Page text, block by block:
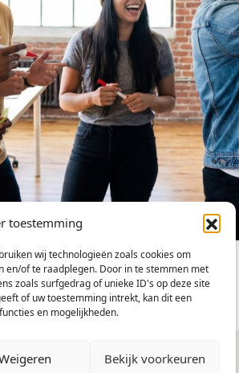
toestemming
wij technologieën zoals cookies om
en/of te raadplegen. Door in te stemmen met
zoals surfgedrag of unieke ID's op deze site
of uw toestemming intrekt, kan dit een
en mogelijkheden.
Bekijk voorkeuren